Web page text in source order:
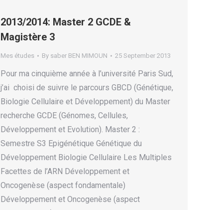
2013/2014: Master 2 GCDE &
Magistère 3
Mes études By saber BEN MIMOUN 25 September 2013
Pour ma cinquième année à l’université Paris Sud,
j’ai choisi de suivre le parcours GBCD (Génétique,
Biologie Cellulaire et Développement) du Master
recherche GCDE (Génomes, Cellules,
Développement et Evolution). Master 2 :
Semestre S3 Epigénétique Génétique du
Développement Biologie Cellulaire Les Multiples
Facettes de l’ARN Développement et
Oncogenèse (aspect fondamentale)
Développement et Oncogenèse (aspect